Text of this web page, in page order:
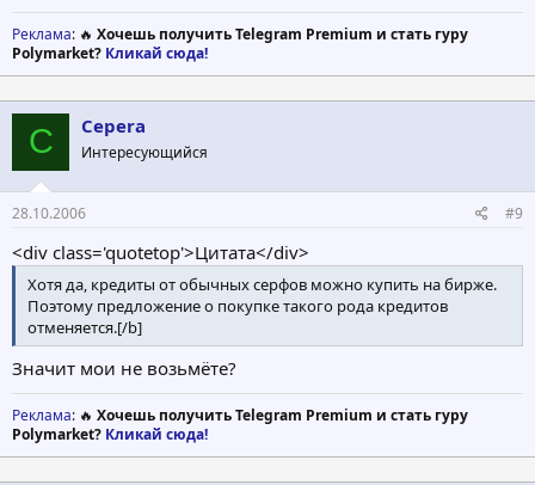
Реклама: 🔥 Хочешь получить Telegram Premium и стать гуру
Polymarket? Кликай сюда!
C Cepera
Интересующийся
28.10.2006 #9
<div class='quotetop'>Цитата</div>
Хотя да, кредиты от обычных серфов можно купить на бирже.
Поэтому предложение о покупке такого рода кредитов
отменяется.[/b]
Значит мои не возьмёте?
Реклама: 🔥 Хочешь получить Telegram Premium и стать гуру
Polymarket? Кликай сюда!